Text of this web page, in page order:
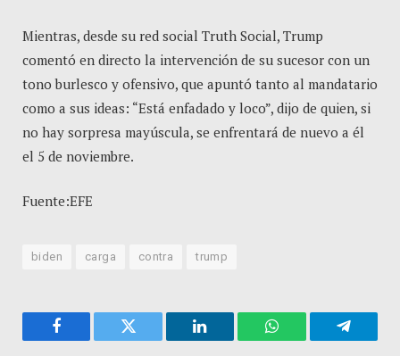
Mientras, desde su red social Truth Social, Trump
comentó en directo la intervención de su sucesor con un
tono burlesco y ofensivo, que apuntó tanto al mandatario
como a sus ideas: “Está enfadado y loco”, dijo de quien, si
no hay sorpresa mayúscula, se enfrentará de nuevo a él
el 5 de noviembre.
Fuente:EFE
biden carga contra trump
Facebook Twitter LinkedIn WhatsApp